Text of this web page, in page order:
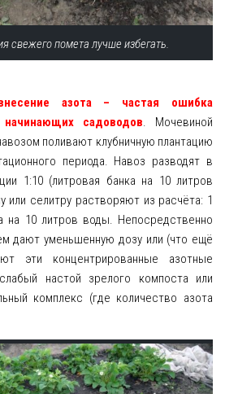
свежего помета лучше избегать.
азота – частая ошибка
начинающих садоводов. Мочевиной
поливают клубничную плантацию
периода. Навоз разводят в
1:10 (литровая банка на 10 литров
или селитру растворяют из расчёта: 1
на 10 литров воды. Непосредственно
дают уменьшенную дозу или (что ещё
эти концентрированные азотные
настой зрелого компоста или
комплекс (где количество азота